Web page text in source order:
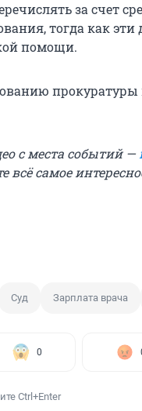
за счет
тогда как
помощи.
с места событий —
всё самое
Суд Зарплата врача
0
Ctrl+Enter